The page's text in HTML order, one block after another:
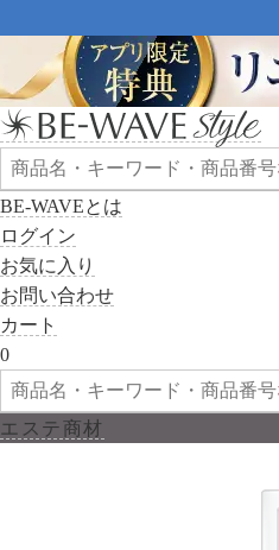
BE-WAVEとは
ログイン
お気に入り
お問い合わせ
カート
0
エステ商材